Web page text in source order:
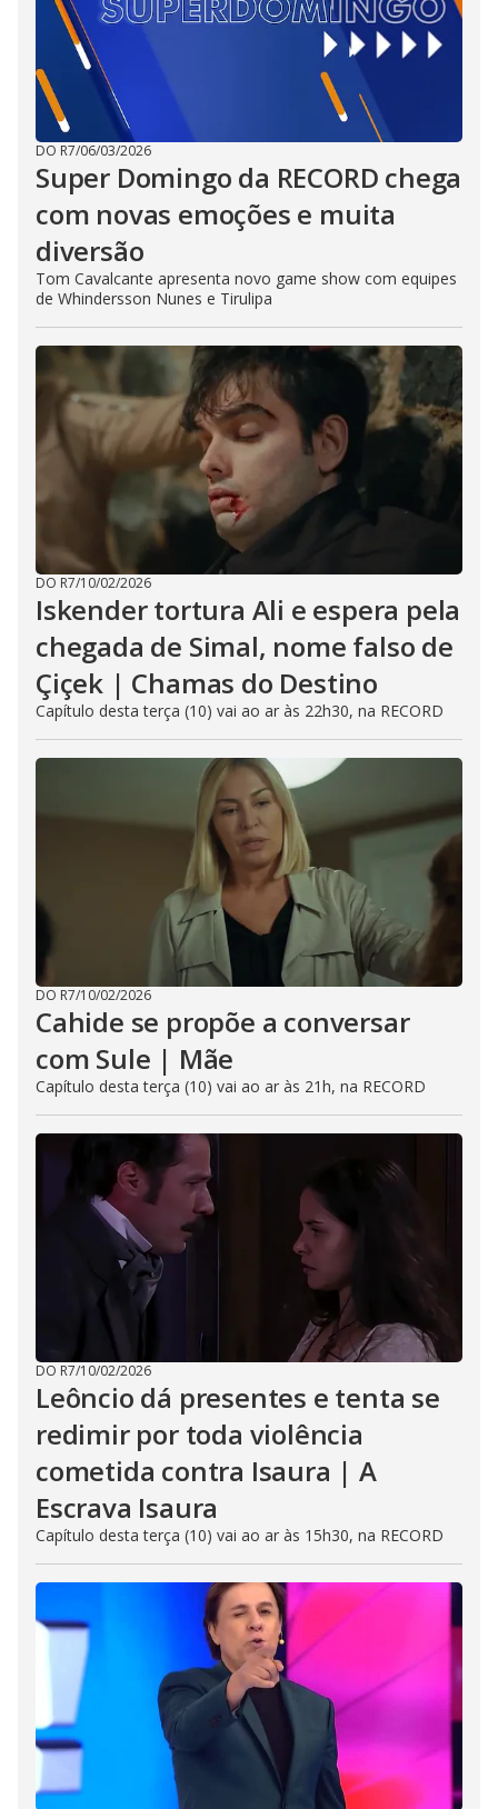
DO R7/06/03/2026
Super Domingo da RECORD chega
com novas emoções e muita
diversão
Tom Cavalcante apresenta novo game show com equipes
de Whindersson Nunes e Tirulipa
DO R7/10/02/2026
Iskender tortura Ali e espera pela
chegada de Simal, nome falso de
Çiçek | Chamas do Destino
Capítulo desta terça (10) vai ao ar às 22h30, na RECORD
DO R7/10/02/2026
Cahide se propõe a conversar
com Sule | Mãe
Capítulo desta terça (10) vai ao ar às 21h, na RECORD
DO R7/10/02/2026
Leôncio dá presentes e tenta se
redimir por toda violência
cometida contra Isaura | A
Escrava Isaura
Capítulo desta terça (10) vai ao ar às 15h30, na RECORD